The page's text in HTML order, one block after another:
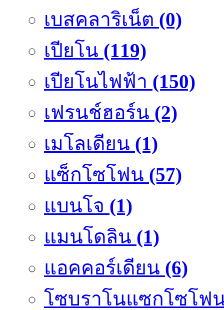
เบสคลาริเน็ต (0)
เปียโน (119)
เปียโนไฟฟ้า (150)
เฟรนช์ฮอร์น (2)
เมโลเดียน (1)
แซ็กโซโฟน (57)
แบนโจ (1)
แมนโดลิน (1)
แอคคอร์เดียน (6)
โซบราโนแซกโซโฟ